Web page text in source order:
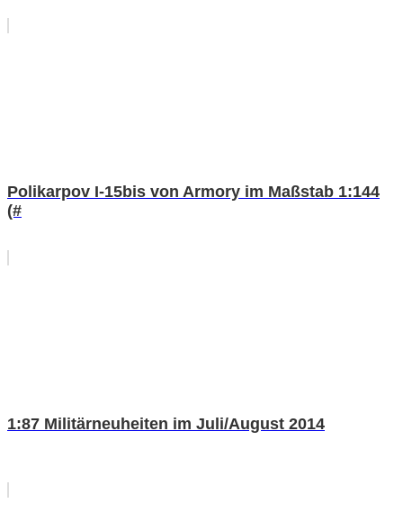
Polikarpov I-15bis von Armory im Maßstab 1:144
(#
1:87 Militärneuheiten im Juli/August 2014